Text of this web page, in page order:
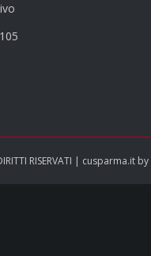
RISERVATI | cusparma.it by